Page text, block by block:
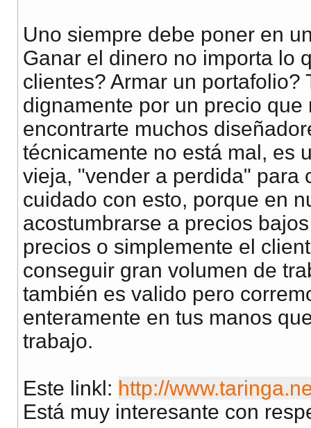
Uno siempre debe poner en
Ganar el dinero no importa lo
clientes? Armar un portafolio?
dignamente por un precio
encontrarte muchos
técnicamente no está mal, es
vieja, "vender a perdida" para
cuidado con esto, porque en
acostumbrarse a precios
precios o simplemente el
conseguir gran volumen de
también es valido pero
enteramente en tus manos
trabajo.
Este linkl: http://
Está muy interesante con